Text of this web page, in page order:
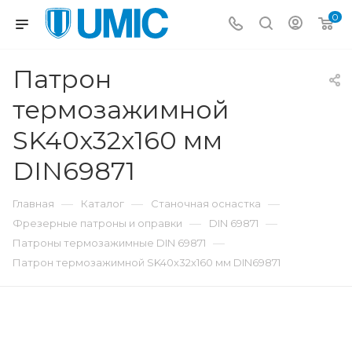
0
Патрон
термозажимной
SK40x32x160 мм
DIN69871
Главная — Каталог — Станочная оснастка —
Фрезерные патроны и оправки — DIN 69871 —
Патроны термозажимные DIN 69871 —
Патрон термозажимной SK40x32x160 мм DIN69871